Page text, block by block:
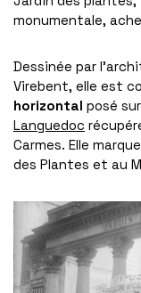
monumentale,
Dessinée par
Virebent, elle est
horizontal posé
Languedoc
Carmes. Elle
des Plantes et au